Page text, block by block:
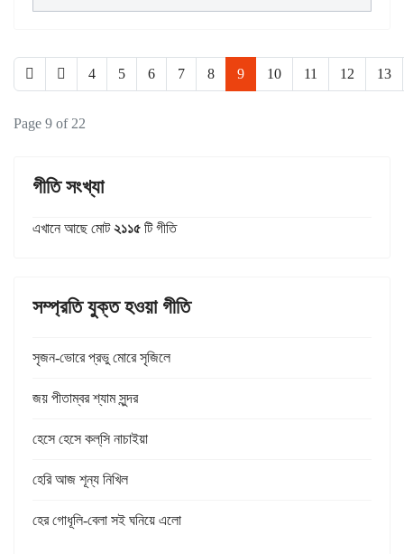
4 5 6 7 8 9 10 11 12 13
Page 9 of 22
গীতি সংখ্যা
এখানে আছে মোট২১১৫ টি গীতি
সম্প্রতি যুক্ত হওয়া গীতি
সৃজন-ভোরে প্রভু মোরে সৃজিলে
জয় পীতাম্বর শ্যাম সুন্দর
হেসে হেসে কল্‌সি নাচাইয়া
হেরি আজ শূন্য নিখিল
হের গোধূলি-বেলা সই ঘনিয়ে এলো